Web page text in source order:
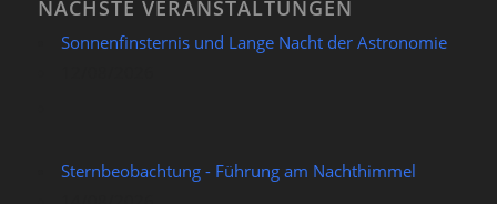
NÄCHSTE VERANSTALTUNGEN
Sonnenfinsternis und Lange Nacht der Astronomie
Sternbeobachtung - Führung am Nachthimmel